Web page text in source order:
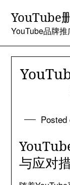
content
YouTube
YouTube品牌
Posted
与应对